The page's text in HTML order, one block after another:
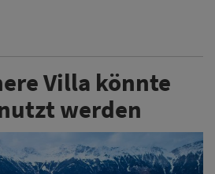
Villa könnte
werden